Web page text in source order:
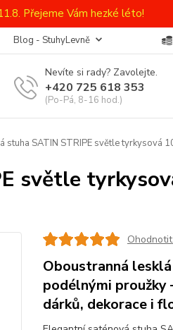
Přejeme Vám hezké léto!
Blog - StuhyLevně
Nevíte si rady? Zavolejte.
+420 725 618 353
(Po-Pá, 8-16 hod.)
stuha SATIN STRIPE světle tyrkysová
světle
Oboustranná
podélnými proužky
dárků, dekorace i